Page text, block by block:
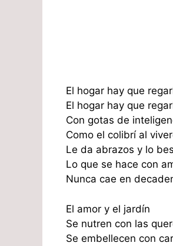
El hogar hay que
El hogar hay que
Con gotas de
Como el colibrí al
Le da abrazos y lo
Lo que se hace con
Nunca cae en
El amor y el jardín
Se nutren con las
Se embellecen con